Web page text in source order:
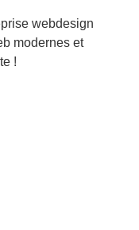
webdesign
modernes et
!